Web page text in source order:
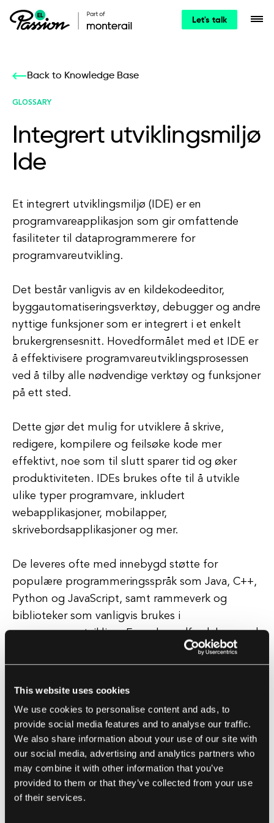
This website uses cookies
We use cookies to personalise content and ads, to
provide social media features and to analyse our traffic.
We also share information about your use of our site with
our social media, advertising and analytics partners who
may combine it with other information that you’ve
provided to them or that they’ve collected from your use
of their services.
Let's talk
Back to Knowledge Base
GLOSSARY
Integrert utviklingsmiljø
Ide
Et integrert utviklingsmiljø (IDE) er en
programvareapplikasjon som gir omfattende
fasiliteter til dataprogrammerere for
programvareutvikling.
Det består vanligvis av en kildekodeeditor,
byggautomatiseringsverktøy, debugger og andre
nyttige funksjoner som er integrert i et enkelt
brukergrensesnitt. Hovedformålet med et IDE er
å effektivisere programvareutviklingsprosessen
ved å tilby alle nødvendige verktøy og funksjoner
på ett sted.
Dette gjør det mulig for utviklere å skrive,
redigere, kompilere og feilsøke kode mer
effektivt, noe som til slutt sparer tid og øker
produktiviteten. IDEs brukes ofte til å utvikle
ulike typer programvare, inkludert
webapplikasjoner, mobilapper,
skrivebordsapplikasjoner og mer.
De leveres ofte med innebygd støtte for
populære programmeringsspråk som Java, C++,
Python og JavaScript, samt rammeverk og
biblioteker som vanligvis brukes i
programvareutvikling. En av hovedfordelene ved
å bruke et IDE er at det gir et enhetlig miljø for
alle aspekter av programvareutvikling.
ulike oppgaver, som å skrive kode, feilsøke og
teste, uten å måtte bytte mellom flere verktøy. I
tillegg har IDEs ofte funksjoner som
kodefullføring, syntaksutheving og
kodeomforming, som hjelper utviklere med å
skrive renere og mer effektiv kode.